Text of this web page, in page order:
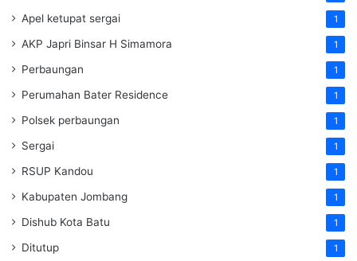
Apel ketupat sergai 1
AKP Japri Binsar H Simamora 1
Perbaungan 1
Perumahan Bater Residence 1
Polsek perbaungan 1
Sergai 1
RSUP Kandou 1
Kabupaten Jombang 1
Dishub Kota Batu 1
Ditutup 1